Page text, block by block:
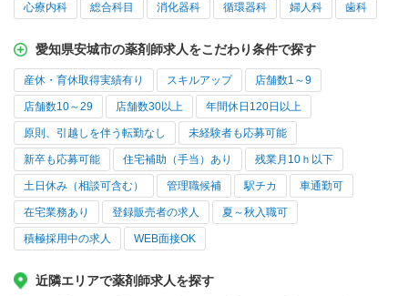
心療内科 総合科目 消化器科 循環器科 婦人科 歯科
愛知県安城市の薬剤師求人をこだわり条件で探す
産休・育休取得実績有り スキルアップ 店舗数1～9
店舗数10～29 店舗数30以上 年間休日120日以上
原則、引越しを伴う転勤なし 未経験者も応募可能
新卒も応募可能 住宅補助（手当）あり 残業月10ｈ以下
土日休み（相談可含む） 管理職候補 駅チカ 車通勤可
在宅業務あり 登録販売者の求人 夏～秋入職可
積極採用中の求人 WEB面接OK
近隣エリアで薬剤師求人を探す